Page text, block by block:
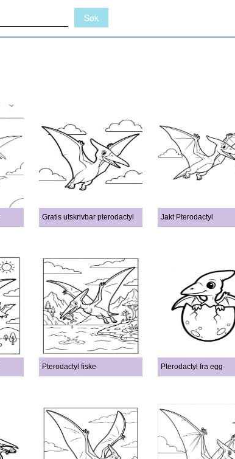
Gratis utskrivbar pterodactyl Jakt Pterodactyl
Pterodactyl fiske Pterodactyl fra egg